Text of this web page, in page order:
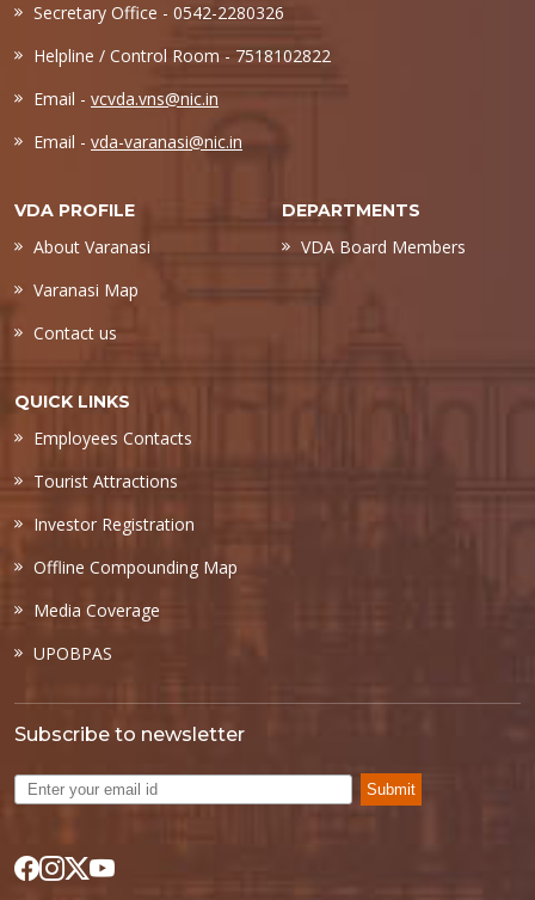
Secretary Office - 0542-2280326
Helpline / Control Room - 7518102822
Email - vcvda.vns@nic.in
Email - vda-varanasi@nic.in
VDA PROFILE
About Varanasi
Varanasi Map
Contact us
DEPARTMENTS
VDA Board Members
QUICK LINKS
Employees Contacts
Tourist Attractions
Investor Registration
Offline Compounding Map
Media Coverage
UPOBPAS
Subscribe to newsletter
Submit